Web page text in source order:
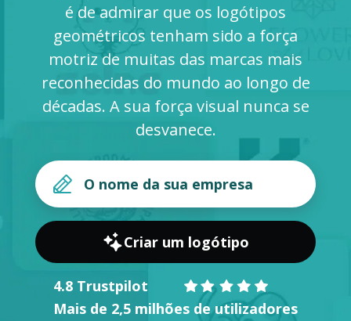
Sobre
INICIAR SESSÃO
é de admirar que os logótipos
geométricos tenham sido a força
motriz de muitas das marcas mais
reconhecidas do mundo ao longo de
décadas. A sua força visual nunca se
desvanece.
Criar um logótipo
4.8 Trustpilot
Mais de 2,5 milhões de utilizadores